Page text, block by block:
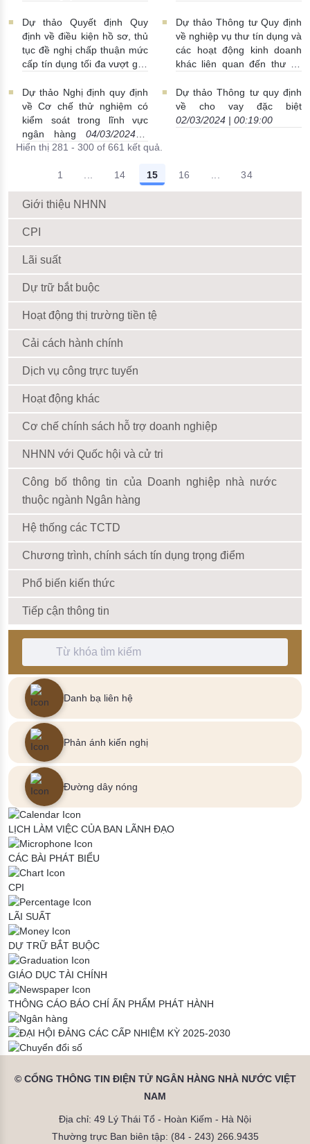
về hoạt động cho vay của
TCTD, chi nhánh ngân hàng
nước ngoài đối với khách
hàng 08/03/2024 | 22:43:00
Dự thảo Quyết định Quy
định về điều kiện hồ sơ, thủ
tục đề nghị chấp thuận mức
cấp tín dụng tối đa vượt giới
ngân hàng nước ngoài
07/03/2024 | 23:26:00
Dự thảo Thông tư Quy định
về nghiệp vụ thư tín dụng và
các hoạt động kinh doanh
khác liên quan đến thư tín
Dự thảo Nghị định quy định
về Cơ chế thử nghiệm có
kiểm soát trong lĩnh vực
ngân hàng
04/03/2024 |
21:03:00
Dự thảo Thông tư quy định
về cho vay đặc biệt
02/03/2024 | 00:19:00
Hiển thị 281 - 300 of 661 kết quả.
1 Trang trung gian Use TAB to navigate.
14 15 16 Trang trung gian
34
Giới thiệu NHNN
CPI
Lãi suất
Dự trữ bắt buộc
Hoạt động thị trường tiền tệ
Cải cách hành chính
Dịch vụ công trực tuyến
Hoạt động khác
Cơ chế chính sách hỗ trợ doanh nghiệp
NHNN với Quốc hội và cử tri
Công bố thông tin của Doanh nghiệp nhà nước
thuộc ngành Ngân hàng
Hệ thống các TCTD
Chương trình, chính sách tín dụng trọng điểm
Phổ biến kiến thức
Tiếp cận thông tin
Thanh Tìm kiếm
Danh bạ liên hệ
Phản ánh kiến nghị
Đường dây nóng
LỊCH LÀM VIỆC CỦA BAN LÃNH ĐẠO
CÁC BÀI PHÁT BIỂU
CPI
LÃI SUẤT
DỰ TRỮ BẮT BUỘC
GIÁO DỤC TÀI CHÍNH
THÔNG CÁO BÁO CHÍ ẤN PHẨM PHÁT HÀNH
© CỔNG THÔNG TIN ĐIỆN TỬ NGÂN HÀNG NHÀ NƯỚC VIỆT
NAM
Địa chỉ: 49 Lý Thái Tổ - Hoàn Kiếm - Hà Nội
Thường trực Ban biên tập: (84 - 243) 266.9435